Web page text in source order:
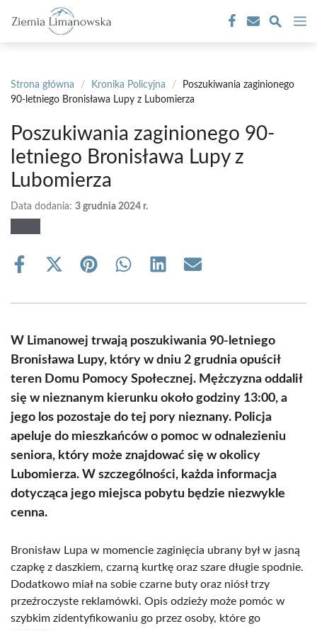
treści
Strona główna / Kronika Policyjna /
Poszukiwania zaginionego
90-letniego Bronisława Lupy z Lubomierza
Poszukiwania zaginionego 90-
letniego Bronisława Lupy z
Lubomierza
Data dodania: 3 grudnia 2024 r.
Share
Share
(Twitter)
Share Share Share Share
W Limanowej trwają poszukiwania 90-letniego
Bronisława Lupy, który w dniu 2 grudnia opuścił
teren Domu Pomocy Społecznej. Mężczyzna oddalił
się w nieznanym kierunku około godziny 13:00, a
jego los pozostaje do tej pory nieznany. Policja
apeluje do mieszkańców o pomoc w odnalezieniu
seniora, który może znajdować się w okolicy
Lubomierza. W szczególności, każda informacja
dotycząca jego miejsca pobytu będzie niezwykle
cenna.
Bronisław Lupa w momencie zaginięcia ubrany był w jasną
czapkę z daszkiem, czarną kurtkę oraz szare długie spodnie.
Dodatkowo miał na sobie czarne buty oraz niósł trzy
przeźroczyste reklamówki. Opis odzieży może pomóc w
szybkim zidentyfikowaniu go przez osoby, które go